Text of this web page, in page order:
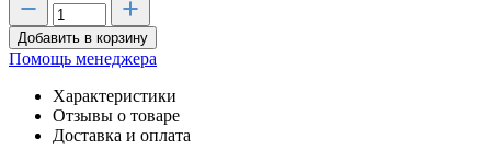
Добавить в корзину
Помощь менеджера
Характеристики
Отзывы о товаре
Доставка и оплата